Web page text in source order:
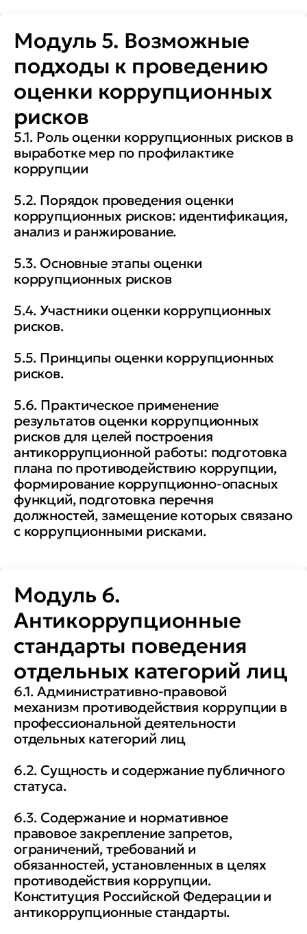
Модуль 5. Возможные
подходы к проведению
оценки коррупционных
рисков
5.1. Роль оценки коррупционных рисков в
выработке мер по профилактике
коррупции
5.2. Порядок проведения оценки
коррупционных рисков: идентификация,
анализ и ранжирование.
5.3. Основные этапы оценки
коррупционных рисков
5.4. Участники оценки коррупционных
рисков.
5.5. Принципы оценки коррупционных
рисков.
5.6. Практическое применение
результатов оценки коррупционных
рисков для целей построения
антикоррупционной работы: подготовка
плана по противодействию коррупции,
формирование коррупционно-опасных
функций, подготовка перечня
должностей, замещение которых связано
с коррупционными рисками.
Модуль 6.
Антикоррупционные
стандарты поведения
отдельных категорий лиц
6.1. Административно-правовой
механизм противодействия коррупции в
профессиональной деятельности
отдельных категорий лиц
6.2. Сущность и содержание публичного
статуса.
6.3. Содержание и нормативное
правовое закрепление запретов,
ограничений, требований и
обязанностей, установленных в целях
противодействия коррупции.
Конституция Российской Федерации и
антикоррупционные стандарты.